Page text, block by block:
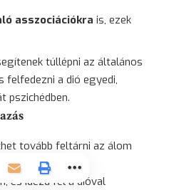
asszociációkra is, ezek
túllépni az általános
felfedezni a dió egyedi,
pszichédben.
tovább feltárni az álom
és idézd fel a dióval